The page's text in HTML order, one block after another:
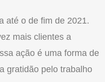
até o de fim de 2021.
mais clientes a
ação é uma forma de
gratidão pelo trabalho